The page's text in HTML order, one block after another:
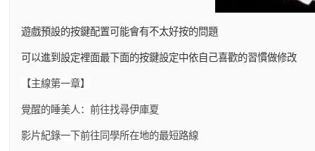
遊戲預設的按鍵配置可能會有不太好按的問題
可以進到設定裡面最下面的按鍵設定中依自己喜歡的習慣做修改
【主線第一章】
覺醒的睡美人：前往找尋伊庫夏
影片紀錄一下前往同學所在地的最短路線